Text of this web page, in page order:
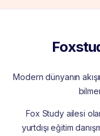
Modern dünyanın
Fox Study ailesi
yurtdışı eğitim